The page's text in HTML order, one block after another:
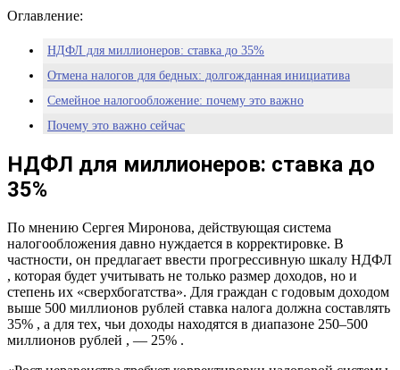
Оглавление:
НДФЛ для миллионеров: ставка до 35%
Отмена налогов для бедных: долгожданная инициатива
Семейное налогообложение: почему это важно
Почему это важно сейчас
НДФЛ для миллионеров: ставка до
35%
По мнению Сергея Миронова, действующая система
налогообложения давно нуждается в корректировке. В
частности, он предлагает ввести прогрессивную шкалу НДФЛ
, которая будет учитывать не только размер доходов, но и
степень их «сверхбогатства». Для граждан с годовым доходом
выше 500 миллионов рублей ставка налога должна составлять
35% , а для тех, чьи доходы находятся в диапазоне 250–500
миллионов рублей , — 25% .